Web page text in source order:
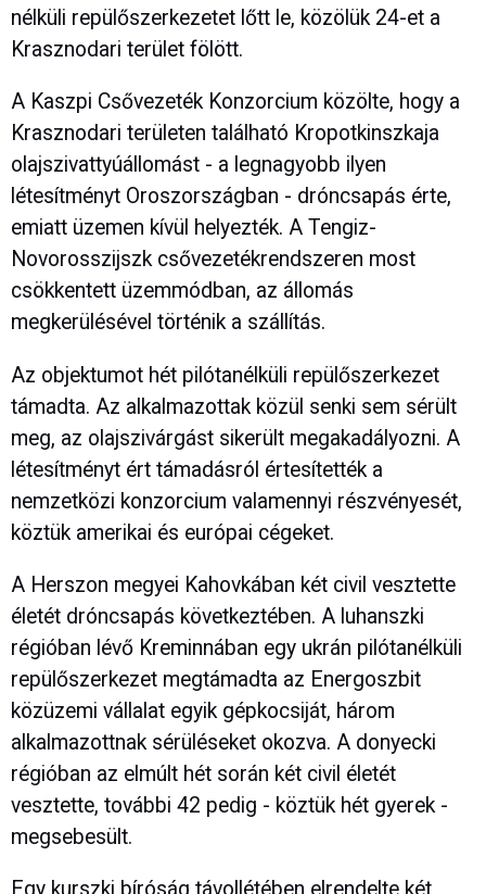
nélküli repülőszerkezetet lőtt le, közölük 24-et a
Krasznodari terület fölött.
A Kaszpi Csővezeték Konzorcium közölte, hogy a
Krasznodari területen található Kropotkinszkaja
olajszivattyúállomást - a legnagyobb ilyen
létesítményt Oroszországban - dróncsapás érte,
emiatt üzemen kívül helyezték. A Tengiz-
Novorosszijszk csővezetékrendszeren most
csökkentett üzemmódban, az állomás
megkerülésével történik a szállítás.
Az objektumot hét pilótanélküli repülőszerkezet
támadta. Az alkalmazottak közül senki sem sérült
meg, az olajszivárgást sikerült megakadályozni. A
létesítményt ért támadásról értesítették a
nemzetközi konzorcium valamennyi részvényesét,
köztük amerikai és európai cégeket.
A Herszon megyei Kahovkában két civil vesztette
életét dróncsapás következtében. A luhanszki
régióban lévő Kreminnában egy ukrán pilótanélküli
repülőszerkezet megtámadta az Energoszbit
közüzemi vállalat egyik gépkocsiját, három
alkalmazottnak sérüléseket okozva. A donyecki
régióban az elmúlt hét során két civil életét
vesztette, további 42 pedig - köztük hét gyerek -
megsebesült.